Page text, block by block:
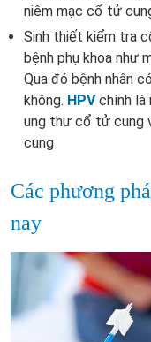
niêm mạc cổ tử
Sinh thiết kiểm tra
bệnh phụ khoa như
Qua đó bệnh nhân
không. HPVchính là
ung thư cổ tử cung
cung
Các phương
nay